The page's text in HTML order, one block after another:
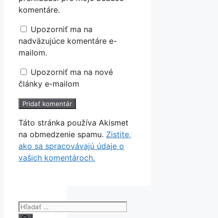
komentáre.
Upozorniť ma na
nadväzujúce komentáre e-
mailom.
Upozorniť ma na nové
články e-mailom
Táto stránka používa Akismet
na obmedzenie spamu. Zistite,
ako sa spracovávajú údaje o
vašich komentároch.
Hľadať: